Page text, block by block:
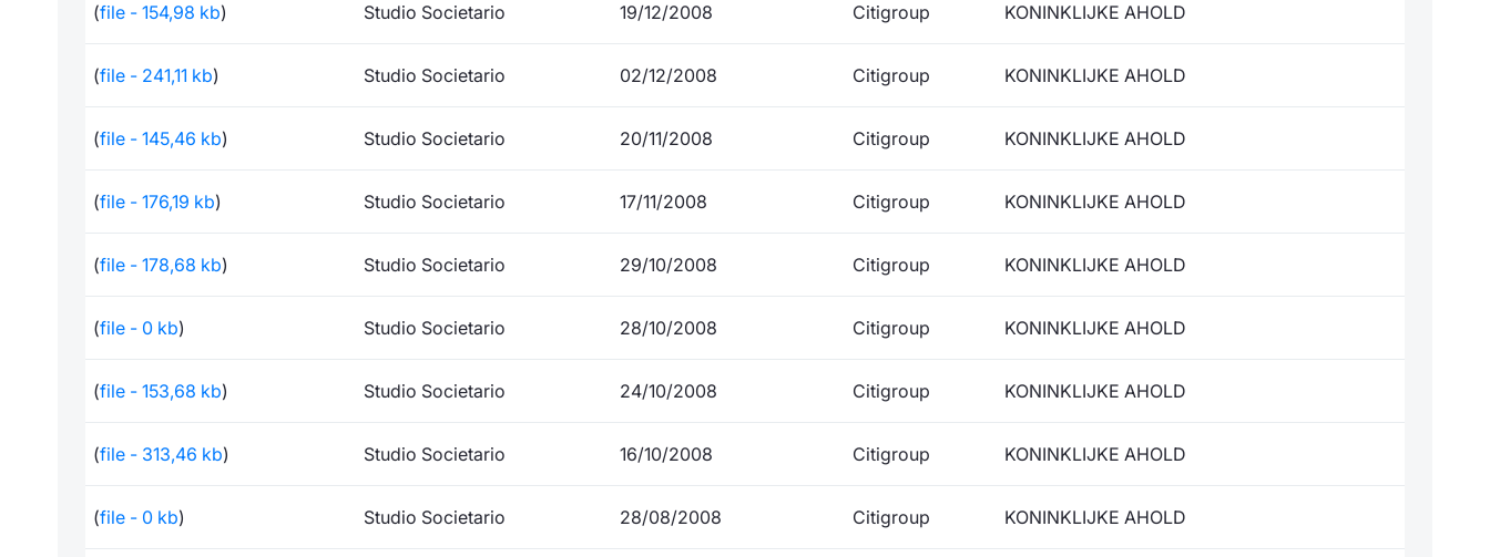
(file - 154,98 kb) Studio Societario 19/12/2008 Citigroup KONINKLIJKE AHOLD
(file - 241,11 kb) Studio Societario 02/12/2008 Citigroup KONINKLIJKE AHOLD
(file - 145,46 kb) Studio Societario 20/11/2008 Citigroup KONINKLIJKE AHOLD
(file - 176,19 kb) Studio Societario 17/11/2008 Citigroup KONINKLIJKE AHOLD
(file - 178,68 kb) Studio Societario 29/10/2008 Citigroup KONINKLIJKE AHOLD
(file - 0 kb) Studio Societario 28/10/2008 Citigroup KONINKLIJKE AHOLD
(file - 153,68 kb) Studio Societario 24/10/2008 Citigroup KONINKLIJKE AHOLD
(file - 313,46 kb) Studio Societario 16/10/2008 Citigroup KONINKLIJKE AHOLD
(file - 0 kb) Studio Societario 28/08/2008 Citigroup KONINKLIJKE AHOLD